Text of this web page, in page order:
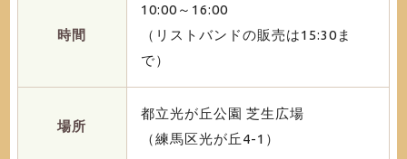
時間
10:00～16:00
（リストバンドの販売は15:30ま
で）
場所
都立光が丘公園 芝生広場
（練馬区光が丘4-1）